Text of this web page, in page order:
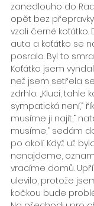
zanedlouho do
opět bez
vzali černé koťátko.
auta a koťátko se
posralo. Byl to
Koťátko jsem
než jsem setřela
zdrhlo. „Kluci, tahle
sympatická není,“
musíme ji najít,“
musíme,“ sedám
po okolí. Když už
nenajdeme,
vracíme domů.
ulevilo, protože
kočkou bude